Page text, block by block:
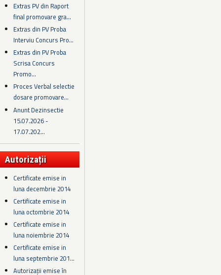
Extras PV din Raport
final promovare gra...
Extras din PV Proba
Interviu Concurs Pro...
Extras din PV Proba
Scrisa Concurs
Promo...
Proces Verbal selectie
dosare promovare...
Anunt Dezinsectie
15.07.2026 -
17.07.202...
Autorizații
Certificate emise in
luna decembrie 2014
Certificate emise in
luna octombrie 2014
Certificate emise in
luna noiembrie 2014
Certificate emise in
luna septembrie 201...
Autorizații emise în